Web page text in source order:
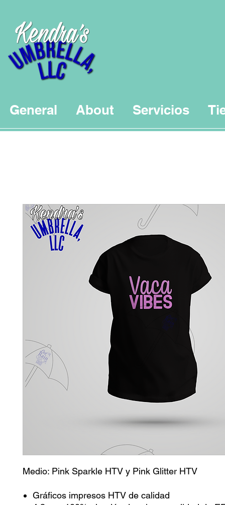
General About Servicios
Medio: Pink Sparkle HTV y Pink Glitter HTV
Gráficos impresos HTV de calidad